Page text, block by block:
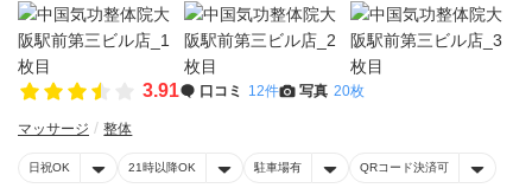
3.91 口コミ 12件 写真 20枚
マッサージ 整体
日祝OK 21時以降OK 駐車場有 QRコード決済可